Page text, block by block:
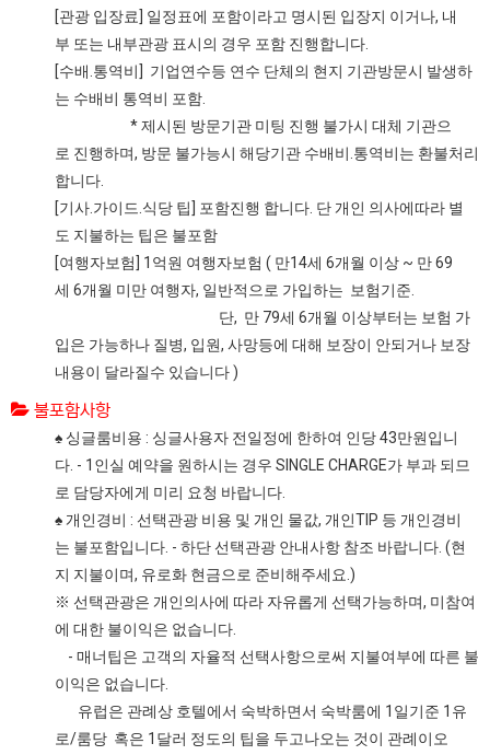
[관광 입장료] 일정표에 포함이라고 명시된 입장지 이거나, 내
부 또는 내부관광 표시의 경우 포함 진행합니다.
[수배.통역비] 기업연수등 연수 단체의 현지 기관방문시 발생하
는 수배비 통역비 포함.
* 제시된 방문기관 미팅 진행 불가시 대체 기관으
로 진행하며, 방문 불가능시 해당기관 수배비.통역비는 환불처리
합니다.
[기사.가이드.식당 팁] 포함진행 합니다. 단 개인 의사에따라 별
도 지불하는 팁은 불포함
[여행자보험] 1억원 여행자보험 ( 만14세 6개월 이상 ~ 만 69
세 6개월 미만 여행자, 일반적으로 가입하는 보험기준.
단, 만 79세 6개월 이상부터는 보험 가
입은 가능하나 질병, 입원, 사망등에 대해 보장이 안되거나 보장
내용이 달라질수 있습니다 )
불포함사항
♠ 싱글룸비용 : 싱글사용자 전일정에 한하여 인당 43만원입니
다. - 1인실 예약을 원하시는 경우 SINGLE CHARGE가 부과 되므
로 담당자에게 미리 요청 바랍니다.
♠ 개인경비 : 선택관광 비용 및 개인 물값, 개인TIP 등 개인경비
는 불포함입니다. - 하단 선택관광 안내사항 참조 바랍니다. (현
지 지불이며, 유로화 현금으로 준비해주세요.)
※ 선택관광은 개인의사에 따라 자유롭게 선택가능하며, 미참여
에 대한 불이익은 없습니다.
- 매너팁은 고객의 자율적 선택사항으로써 지불여부에 따른 불
이익은 없습니다.
유럽은 관례상 호텔에서 숙박하면서 숙박룸에 1일기준 1유
로/룸당 혹은 1달러 정도의 팁을 두고나오는 것이 관례이오